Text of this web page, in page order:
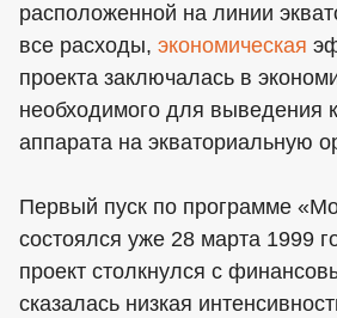
расположенной на линии
все расходы, экономическая
проекта заключалась в
необходимого для выведения
аппарата на экваториальную
Первый пуск по программе
состоялся уже 28 марта 1999
проект столкнулся с
сказалась низкая